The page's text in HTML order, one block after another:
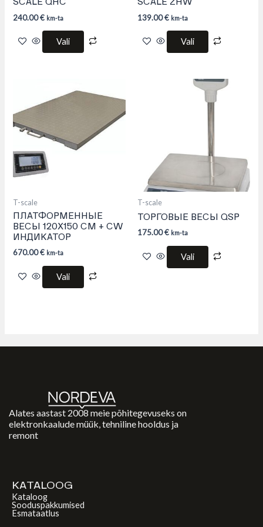
SCALE QHC
240.00€ km-ta
Vali
SCALE ZHW
139.00€ km-ta
Vali
T-scale
ПЛАТФОРМЕННЫЕ
ВЕСЫ 120Х150 СМ + CW
ИНДИКАТОР
670.00€ km-ta
Vali
product
multiple
variants.
The
page
T-scale
ТОРГОВЫЕ ВЕСЫ QSP
175.00€ km-ta
Vali
This
chosen
the
page
Alates aastast 2008 meie põhitegevuseks on
elektronkaalude müük, tehniline hooldus ja
remont
KATALOOG
Kataloog
Sooduspakkumised
Esmataatlus